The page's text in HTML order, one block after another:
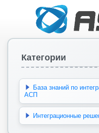
Категории
База знаний по
АСП
Интеграционные